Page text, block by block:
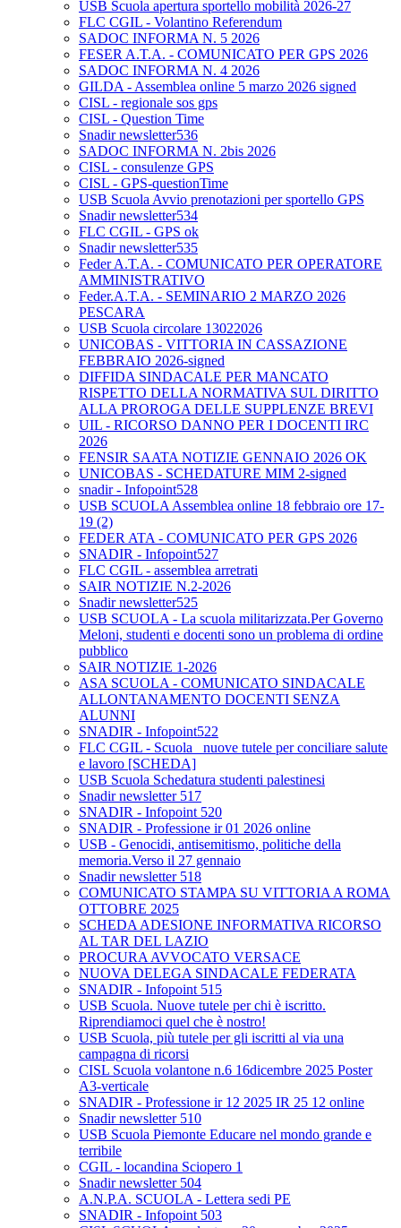
USB Scuola apertura sportello mobilità 2026-27
FLC CGIL - Volantino Referendum
SADOC INFORMA N. 5 2026
FESER A.T.A. - COMUNICATO PER GPS 2026
SADOC INFORMA N. 4 2026
GILDA - Assemblea online 5 marzo 2026 signed
CISL - regionale sos gps
CISL - Question Time
Snadir newsletter536
SADOC INFORMA N. 2bis 2026
CISL - consulenze GPS
CISL - GPS-questionTime
USB Scuola Avvio prenotazioni per sportello GPS
Snadir newsletter534
FLC CGIL - GPS ok
Snadir newsletter535
Feder A.T.A. - COMUNICATO PER OPERATORE
AMMINISTRATIVO
Feder.A.T.A. - SEMINARIO 2 MARZO 2026
PESCARA
USB Scuola circolare 13022026
UNICOBAS - VITTORIA IN CASSAZIONE
FEBBRAIO 2026-signed
DIFFIDA SINDACALE PER MANCATO
RISPETTO DELLA NORMATIVA SUL DIRITTO
ALLA PROROGA DELLE SUPPLENZE BREVI
UIL - RICORSO DANNO PER I DOCENTI IRC
2026
FENSIR SAATA NOTIZIE GENNAIO 2026 OK
UNICOBAS - SCHEDATURE MIM 2-signed
snadir - Infopoint528
USB SCUOLA Assemblea online 18 febbraio ore 17-
19 (2)
FEDER ATA - COMUNICATO PER GPS 2026
SNADIR - Infopoint527
FLC CGIL - assemblea arretrati
SAIR NOTIZIE N.2-2026
Snadir newsletter525
USB SCUOLA - La scuola militarizzata.Per Governo
Meloni, studenti e docenti sono un problema di ordine
pubblico
SAIR NOTIZIE 1-2026
ASA SCUOLA - COMUNICATO SINDACALE
ALLONTANAMENTO DOCENTI SENZA
ALUNNI
SNADIR - Infopoint522
FLC CGIL - Scuola_ nuove tutele per conciliare salute
e lavoro [SCHEDA]
USB Scuola Schedatura studenti palestinesi
Snadir newsletter 517
SNADIR - Infopoint 520
SNADIR - Professione ir 01 2026 online
USB - Genocidi, antisemitismo, politiche della
memoria.Verso il 27 gennaio
Snadir newsletter 518
COMUNICATO STAMPA SU VITTORIA A ROMA
OTTOBRE 2025
SCHEDA ADESIONE INFORMATIVA RICORSO
AL TAR DEL LAZIO
PROCURA AVVOCATO VERSACE
NUOVA DELEGA SINDACALE FEDERATA
SNADIR - Infopoint 515
USB Scuola. Nuove tutele per chi è iscritto.
Riprendiamoci quel che è nostro!
USB Scuola, più tutele per gli iscritti al via una
campagna di ricorsi
CISL Scuola volantone n.6 16dicembre 2025 Poster
A3-verticale
SNADIR - Professione ir 12 2025 IR 25 12 online
Snadir newsletter 510
USB Scuola Piemonte Educare nel mondo grande e
terribile
CGIL - locandina Sciopero 1
Snadir newsletter 504
A.N.P.A. SCUOLA - Lettera sedi PE
SNADIR - Infopoint 503